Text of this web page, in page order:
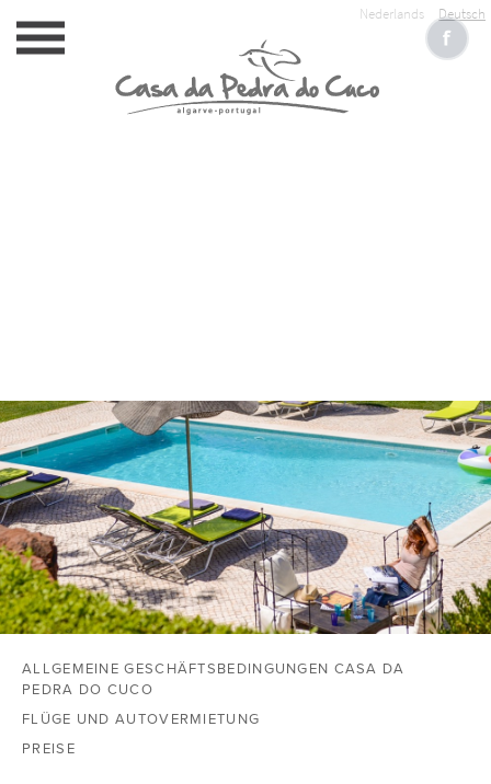
Nederlands Deutsch
ALLGEMEINE GESCHÄFTSBEDINGUNGEN CASA DA
PEDRA DO CUCO
FLÜGE UND AUTOVERMIETUNG
PREISE